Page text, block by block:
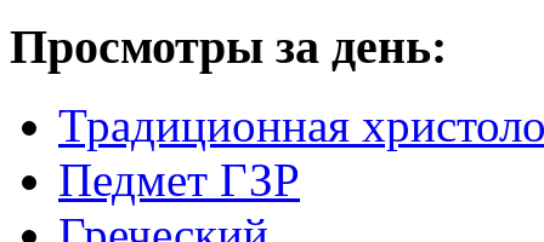
Просмотры за день:
Традиционная
Педмет ГЗР